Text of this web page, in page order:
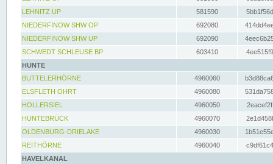
LEHNITZ UP
581590
NIEDERFINOW SHW OP
692080
NIEDERFINOW SHW UP
692090
SCHWEDT SCHLEUSE BP
603410
HUNTE
BUTTELERHÖRNE
4960060
ELSFLETH OHRT
4960080
HOLLERSIEL
4960050
HUNTEBRÜCK
4960070
OLDENBURG-DRIELAKE
4960030
REITHÖRNE
4960040
HAVELKANAL